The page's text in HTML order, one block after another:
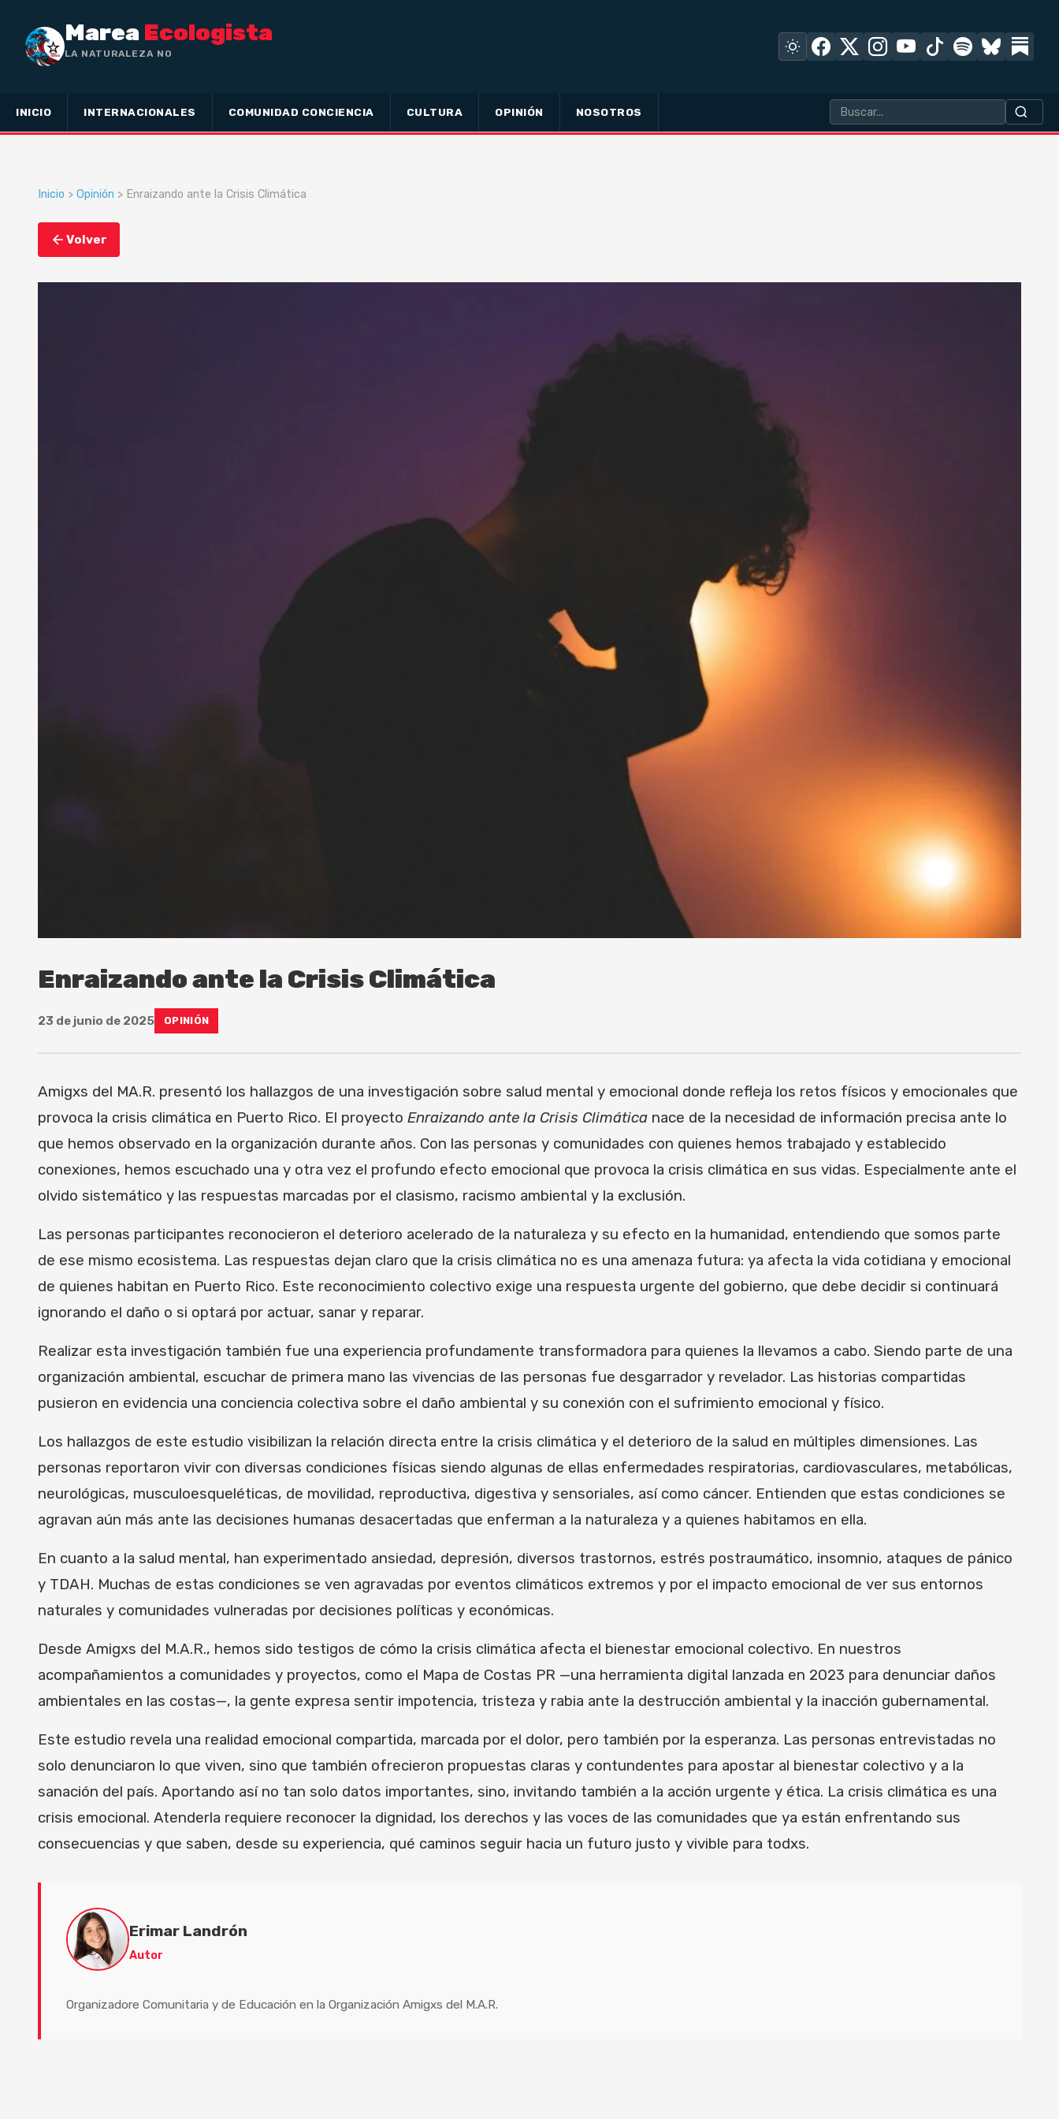
Marea Ecologista
LA NATURALEZA NO HA HECHO ESC
INICIO INTERNACIONALES COMUNIDAD CONCIENCIA CULTURA OPINIÓN NOSOTROS
Inicio > Opinión > Enraizando ante la Crisis Climática
Volver
Enraizando ante la Crisis Climática
23 de junio de 2025 OPINIÓN
Amigxs del MA.R. presentó los hallazgos de una investigación sobre salud mental y emocional donde refleja los retos físicos y emocionales que
provoca la crisis climática en Puerto Rico. El proyecto Enraizando ante la Crisis Climática nace de la necesidad de información precisa ante lo
que hemos observado en la organización durante años. Con las personas y comunidades con quienes hemos trabajado y establecido
conexiones, hemos escuchado una y otra vez el profundo efecto emocional que provoca la crisis climática en sus vidas. Especialmente ante el
olvido sistemático y las respuestas marcadas por el clasismo, racismo ambiental y la exclusión.
Las personas participantes reconocieron el deterioro acelerado de la naturaleza y su efecto en la humanidad, entendiendo que somos parte
de ese mismo ecosistema. Las respuestas dejan claro que la crisis climática no es una amenaza futura: ya afecta la vida cotidiana y emocional
de quienes habitan en Puerto Rico. Este reconocimiento colectivo exige una respuesta urgente del gobierno, que debe decidir si continuará
ignorando el daño o si optará por actuar, sanar y reparar.
Realizar esta investigación también fue una experiencia profundamente transformadora para quienes la llevamos a cabo. Siendo parte de una
organización ambiental, escuchar de primera mano las vivencias de las personas fue desgarrador y revelador. Las historias compartidas
pusieron en evidencia una conciencia colectiva sobre el daño ambiental y su conexión con el sufrimiento emocional y físico.
Los hallazgos de este estudio visibilizan la relación directa entre la crisis climática y el deterioro de la salud en múltiples dimensiones. Las
personas reportaron vivir con diversas condiciones físicas siendo algunas de ellas enfermedades respiratorias, cardiovasculares, metabólicas,
neurológicas, musculoesqueléticas, de movilidad, reproductiva, digestiva y sensoriales, así como cáncer. Entienden que estas condiciones se
agravan aún más ante las decisiones humanas desacertadas que enferman a la naturaleza y a quienes habitamos en ella.
En cuanto a la salud mental, han experimentado ansiedad, depresión, diversos trastornos, estrés postraumático, insomnio, ataques de pánico
y TDAH. Muchas de estas condiciones se ven agravadas por eventos climáticos extremos y por el impacto emocional de ver sus entornos
naturales y comunidades vulneradas por decisiones políticas y económicas.
Desde Amigxs del M.A.R., hemos sido testigos de cómo la crisis climática afecta el bienestar emocional colectivo. En nuestros
acompañamientos a comunidades y proyectos, como el Mapa de Costas PR —una herramienta digital lanzada en 2023 para denunciar daños
ambientales en las costas—, la gente expresa sentir impotencia, tristeza y rabia ante la destrucción ambiental y la inacción gubernamental.
Este estudio revela una realidad emocional compartida, marcada por el dolor, pero también por la esperanza. Las personas entrevistadas no
solo denunciaron lo que viven, sino que también ofrecieron propuestas claras y contundentes para apostar al bienestar colectivo y a la
sanación del país. Aportando así no tan solo datos importantes, sino, invitando también a la acción urgente y ética. La crisis climática es una
crisis emocional. Atenderla requiere reconocer la dignidad, los derechos y las voces de las comunidades que ya están enfrentando sus
consecuencias y que saben, desde su experiencia, qué caminos seguir hacia un futuro justo y vivible para todxs.
Erimar Landrón
Autor
Organizadore Comunitaria y de Educación en la Organización Amigxs del M.A.R.